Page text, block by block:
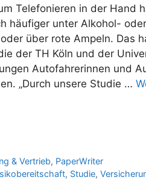
Telefonieren in der Hand
häufiger unter Alkohol-
über rote Ampeln. Das
der TH Köln und der
Autofahrerinnen und
„Durch unsere Studie …
& Vertrieb, PaperWriter
, Studie,